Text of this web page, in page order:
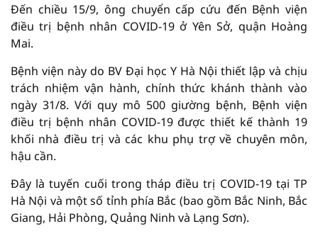
Đến chiều 15/9, ông chuyển cấp cứu đến Bệnh viện
điều trị bệnh nhân COVID-19 ở Yên Sở, quận Hoàng
Mai.
Bệnh viện này do BV Đại học Y Hà Nội thiết lập và chịu
trách nhiệm vận hành, chính thức khánh thành vào
ngày 31/8. Với quy mô 500 giường bệnh, Bệnh viện
điều trị bệnh nhân COVID-19 được thiết kế thành 19
khối nhà điều trị và các khu phụ trợ về chuyên môn,
hậu cần.
Đây là tuyến cuối trong tháp điều trị COVID-19 tại TP
Hà Nội và một số tỉnh phía Bắc (bao gồm Bắc Ninh, Bắc
Giang, Hải Phòng, Quảng Ninh và Lạng Sơn).